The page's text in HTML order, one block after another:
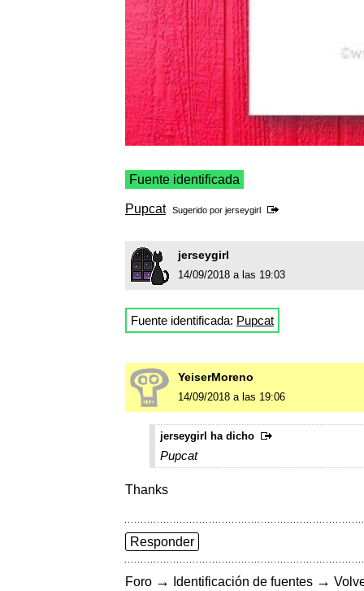
Fuente identificada
Pupcat Sugerido por jerseygirl
jerseygirl
14/09/2018 a las 19:03
Fuente identificada: Pupcat
YeiserMoreno
14/09/2018 a las 19:06
jerseygirl ha dicho
Pupcat
Thanks
Responder
Foro → Identificación de fuentes →